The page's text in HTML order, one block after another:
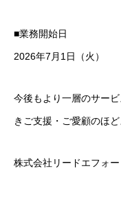
■業務開始日
2026年7月1日（火）
今後もより一層のサー
きご支援・ご愛顧のほ
株式会社リードエフォー